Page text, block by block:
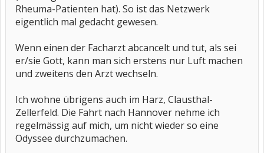
Rheuma-Patienten hat). So ist das Netzwerk
eigentlich mal gedacht gewesen.
Wenn einen der Facharzt abcancelt und tut, als sei
er/sie Gott, kann man sich erstens nur Luft machen
und zweitens den Arzt wechseln.
Ich wohne übrigens auch im Harz, Clausthal-
Zellerfeld. Die Fahrt nach Hannover nehme ich
regelmässig auf mich, um nicht wieder so eine
Odyssee durchzumachen.